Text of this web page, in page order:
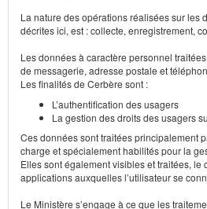
La nature des opérations réalisées sur les
décrites ici, est : collecte, enregistrement,
Les données à caractère personnel
de messagerie, adresse postale et
Les finalités de Cerbère sont :
L’authentification des usagers
La gestion des droits des usagers
Ces données sont traitées principalement
charge et spécialement habilités pour la
Elles sont également visibles et traitées, le
applications auxquelles l’utilisateur se
Le Ministère s’engage à ce que les